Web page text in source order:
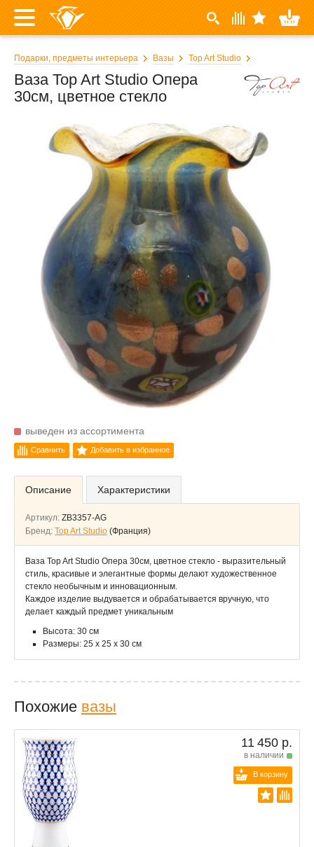
Подарки, предметы интерьера Вазы Top Art Studio
Ваза Top Art Studio Опера
30см, цветное стекло
выведен из ассортимента
Сравнить Добавить в избранное
Описание Характеристики
Артикул: ZB3357-AG
Бренд: Top Art Studio (Франция)
Ваза Top Art Studio Опера 30см, цветное стекло - выразительный
стиль, красивые и элегантные формы делают художественное
стекло необычным и инновационным.
Каждое изделие выдувается и обрабатывается вручную, что
делает каждый предмет уникальным
Высота: 30 см
Размеры: 25 x 25 x 30 см
Похожие вазы
11 450 р.
в наличии
В корзину